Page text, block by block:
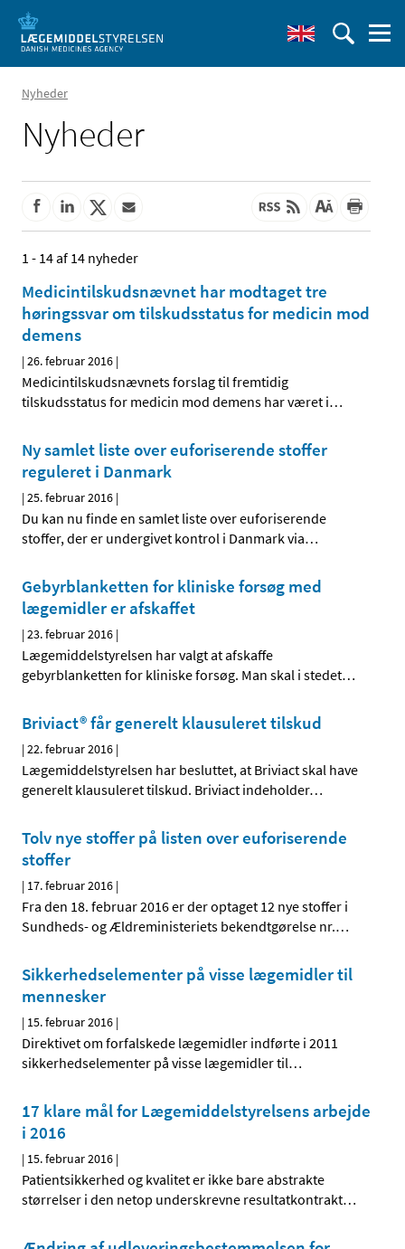
Nyheder
Nyheder
1 - 14 af 14 nyheder
Medicintilskudsnævnet har modtaget tre
høringssvar om tilskudsstatus for medicin mod
demens
|26. februar 2016 |
Medicintilskudsnævnets forslag til fremtidig
tilskudsstatus for medicin mod demens har været i…
Ny samlet liste over euforiserende stoffer
reguleret i Danmark
|25. februar 2016 |
Du kan nu finde en samlet liste over euforiserende
stoffer, der er undergivet kontrol i Danmark via…
Gebyrblanketten for kliniske forsøg med
lægemidler er afskaffet
|23. februar 2016 |
Lægemiddelstyrelsen har valgt at afskaffe
gebyrblanketten for kliniske forsøg. Man skal i stedet…
Briviact® får generelt klausuleret tilskud
|22. februar 2016 |
Lægemiddelstyrelsen har besluttet, at Briviact skal have
generelt klausuleret tilskud. Briviact indeholder…
Tolv nye stoffer på listen over euforiserende
stoffer
| 17. februar 2016 |
Fra den 18. februar 2016 er der optaget 12 nye stoffer i
Sundheds- og Ældreministeriets bekendtgørelse nr.…
Sikkerhedselementer på visse lægemidler til
mennesker
| 15. februar 2016 |
Direktivet om forfalskede lægemidler indførte i 2011
sikkerhedselementer på visse lægemidler til…
17 klare mål for Lægemiddelstyrelsens arbejde
i 2016
| 15. februar 2016 |
Patientsikkerhed og kvalitet er ikke bare abstrakte
størrelser i den netop underskrevne resultatkontrakt…